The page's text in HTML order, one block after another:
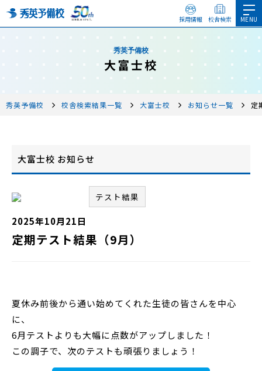
採用情報 校舎検索
秀英予備校
大富士校
秀英予備校 校舎検索結果一覧 大富士校 お知らせ一覧 定
大富士校 お知らせ
テスト結果
2025年10月21日
定期テスト結果（9月）
夏休み前後から通い始めてくれた生徒の皆さんを中心
に、
6月テストよりも大幅に点数がアップしました！
この調子で、次のテストも頑張りましょう！